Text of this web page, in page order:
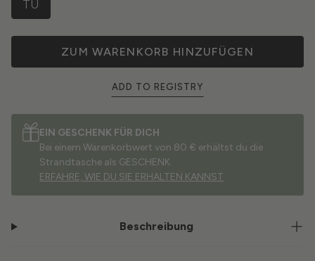
TU
ZUM WARENKORB HINZUFÜGEN
ADD TO REGISTRY
EIN GESCHENK FÜR DICH
Bei einem Warenkorbwert von 80 € erhältst du die
Strandtasche als GESCHENK.
ERFAHRE, WIE DU SIE ERHALTEN KANNST
Beschreibung